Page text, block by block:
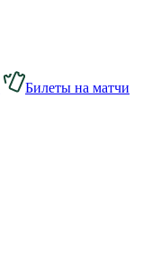
Билеты на матчи